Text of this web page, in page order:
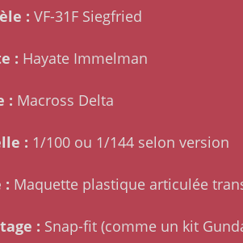
: VF-31F Siegfried
: Hayate Immelman
: Macross Delta
: 1/100 ou 1/144 selon version
: Maquette plastique articulée
: Snap-fit (comme un kit